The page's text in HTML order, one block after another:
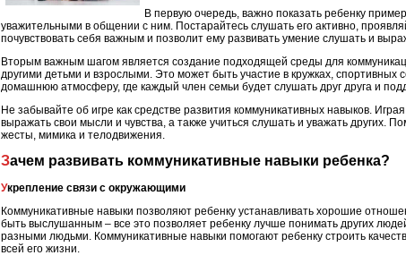
В первую очередь, важно показать ребенку
уважительными в общении с ним. Постарайтесь слушать его активно,
почувствовать себя важным и позволит ему развивать умение слушать и
Вторым важным шагом является создание подходящей среды для
другими детьми и взрослыми. Это может быть участие в кружках, спортивных
домашнюю атмосферу, где каждый член семьи будет слушать друг друга и
Не забывайте об игре как средстве развития коммуникативных навыков.
выражать свои мысли и чувства, а также учиться слушать и уважать других.
жесты, мимика и телодвижения.
Зачем развивать коммуникативные навыки ребенка?
Укрепление связи с окружающими
Коммуникативные навыки позволяют ребенку устанавливать хорошие
быть выслушанным – все это позволяет ребенку лучше понимать других
разными людьми. Коммуникативные навыки помогают ребенку строить
всей его жизни.